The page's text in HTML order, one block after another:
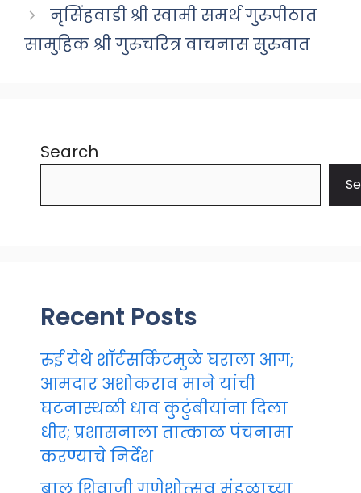
नृसिंहवाडी श्री स्वामी समर्थ गुरुपीठात
सामुहिक श्री गुरुचरित्र वाचनास सुरुवात
Search
Recent Posts
रुई येथे शॉर्टसर्किटमुळे घराला आग;
आमदार अशोकराव माने यांची
घटनास्थळी धाव कुटुंबीयांना दिला
धीर; प्रशासनाला तात्काळ पंचनामा
करण्याचे निर्देश